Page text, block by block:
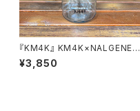
『KM4K』 KM4K×NALGENE 5
00ml Tritan ナルゲン ボトル
¥3,850